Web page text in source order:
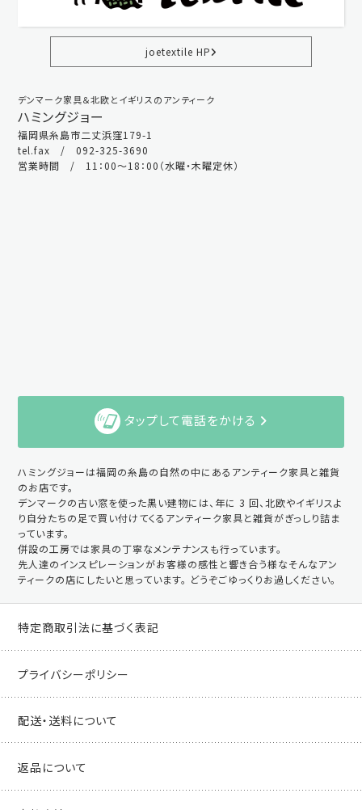
joetextile HP
デンマーク家具＆北欧とイギリスのアンティーク
ハミングジョー
福岡県糸島市二丈浜窪179-1
tel.fax / 092-325-3690
営業時間 / 11：00～18：00（水曜・木曜定休）
タップして電話をかける
ハミングジョーは福岡の糸島の自然の中にあるアンティーク家具と雑貨
のお店です。
デンマークの古い窓を使った黒い建物には、年に 3 回、北欧やイギリスよ
り自分たちの足で買い付けてくるアンティーク家具と雑貨がぎっしり詰ま
っています。
併設の工房では家具の丁寧なメンテナンスも行っています。
先人達のインスピレーションがお客様の感性と響き合う様なそんなアン
ティークの店にしたいと思っています。 どうぞごゆっくりお過しください。
特定商取引法に基づく表記
プライバシーポリシー
配送・送料について
返品について